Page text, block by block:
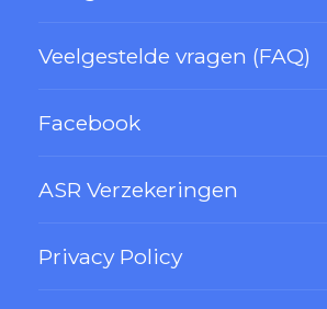
Veelgestelde vragen (FAQ)
Facebook
ASR Verzekeringen
Privacy Policy